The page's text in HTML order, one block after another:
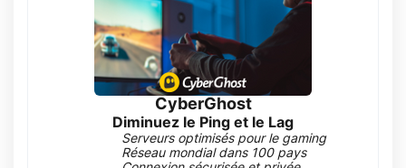
CyberGhost
Diminuez le Ping et le Lag
Serveurs optimisés pour le gaming
Réseau mondial dans 100 pays